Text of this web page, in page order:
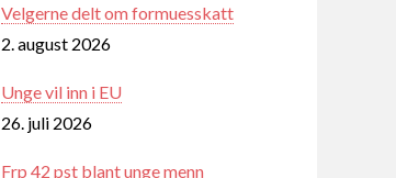
Velgerne delt om formuesskatt
2. august 2026
Unge vil inn i EU
26. juli 2026
Frp 42 pst blant unge menn